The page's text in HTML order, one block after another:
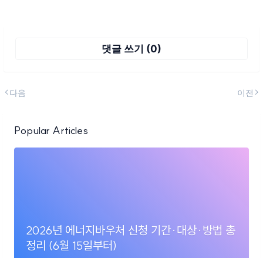
댓글 쓰기 (0)
다음 이전
Popular Articles
2026년 에너지바우처 신청 기간·대상·방법 총
정리 (6월 15일부터)